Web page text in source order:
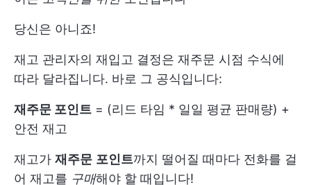
당신은 아니죠!
재고 관리자의 재입고 결정은 재주문 시점 수식에
따라 달라집니다. 바로 그 공식입니다:
재주문 포인트 = (리드 타임 * 일일 평균 판매량) +
안전 재고
재고가 재주문 포인트까지 떨어질 때마다 전화를 걸
어 재고를 구매해야 할 때입니다!